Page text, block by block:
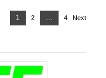
Page
1 Page
2 … Page
4 Next